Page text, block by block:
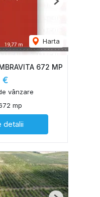
Harta
Next
672 MP
€
vânzare
mp
detalii